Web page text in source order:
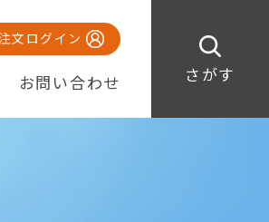
さがす
文ログイン
お問い合わせ